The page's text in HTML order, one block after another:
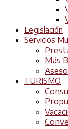
Legislación
Servicios
Más
TURISMO